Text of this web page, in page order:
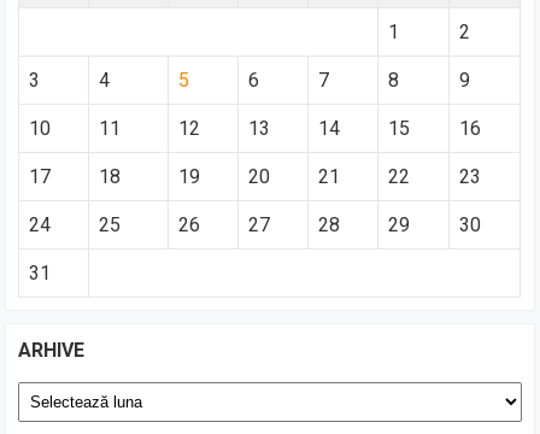
1 2
3 4 5 6 7 8 9
10 11 12 13 14 15 16
17 18 19 20 21 22 23
24 25 26 27 28 29 30
31
ARHIVE
Arhive